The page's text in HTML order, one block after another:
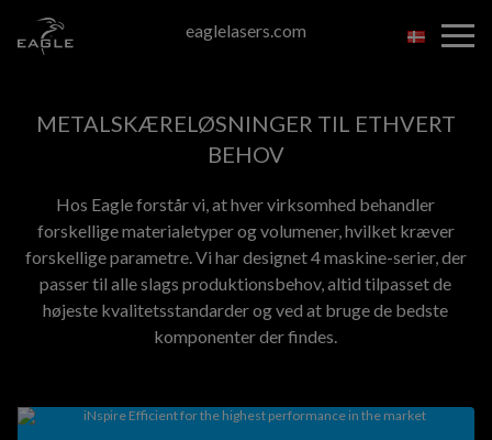
eaglelasers.com
METALSKÆRELØSNINGER TIL ETHVERT
BEHOV
Hos Eagle forstår vi, at hver virksomhed behandler
forskellige materialetyper og volumener, hvilket kræver
forskellige parametre. Vi har designet 4 maskine-serier, der
passer til alle slags produktionsbehov, altid tilpasset de
højeste kvalitetsstandarder og ved at bruge de bedste
komponenter der findes.